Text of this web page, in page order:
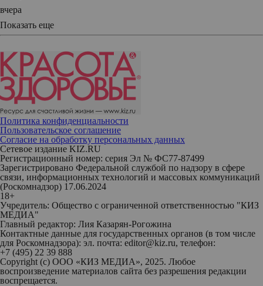
вчера
Показать еще
Политика конфиденциальности
Пользовательское соглашение
Согласие на обработку персональных данных
Сетевое издание KIZ.RU
Регистрационный номер: серия Эл № ФС77-87499
Зарегистрировано Федеральной службой по надзору в сфере
связи, информационных технологий и массовых коммуникаций
(Роскомнадзор) 17.06.2024
18+
Учредитель: Общество с ограниченной ответственностью "КИЗ
МЕДИА"
Главный редактор: Лия Казарян-Рогожина
Контактные данные для государственных органов (в том числе
для Роскомнадзора): эл. почта: editor@kiz.ru, телефон:
+7 (495) 22 39 888
Copyright (с) ООО «КИЗ МЕДИА», 2025. Любое
воспроизведение материалов сайта без разрешения редакции
воспрещается.